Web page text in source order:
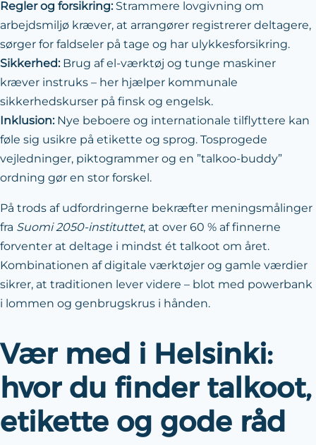
Regler og forsikring:Strammere lovgivning om
arbejdsmiljø kræver, at arrangører registrerer deltagere,
sørger for faldseler på tage og har ulykkes­forsikring.
Sikkerhed:Brug af el-værktøj og tunge maskiner
kræver instruks – her hjælper kommunale
sikkerhedskurser på finsk og engelsk.
Inklusion:Nye beboere og internationale tilflyttere kan
føle sig usikre på etikette og sprog. Tosprogede
vejledninger, piktogrammer og en ”talkoo-buddy”
ordning gør en stor forskel.
På trods af udfordringerne bekræfter meningsmålinger
fra Suomi 2050-instituttet, at over 60 % af finnerne
forventer at deltage i mindst ét talkoot om året.
Kombinationen af digitale værktøjer og gamle værdier
sikrer, at traditionen lever videre – blot med powerbank
i lommen og genbrugskrus i hånden.
Vær med i Helsinki:
hvor du finder talkoot,
etikette og gode råd